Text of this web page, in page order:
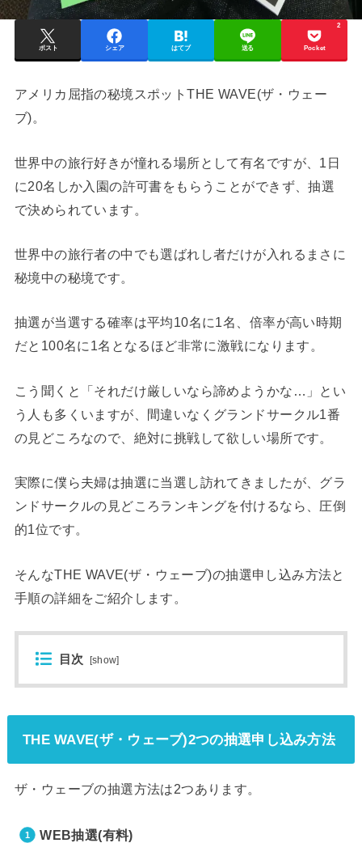
ポスト シェア はてブ 送る Pocket
2
アメリカ屈指の秘境スポットTHE WAVE(ザ・ウェー
ブ)。
世界中の旅行好きが憧れる場所として有名ですが、1日
に20名しか入園の許可書をもらうことができず、抽選
で決められています。
世界中の旅行者の中でも選ばれし者だけが入れるまさに
秘境中の秘境です。
抽選が当選する確率は平均10名に1名、倍率が高い時期
だと100名に1名となるほど非常に激戦になります。
こう聞くと「それだけ厳しいなら諦めようかな…」とい
う人も多くいますが、間違いなくグランドサークル1番
の見どころなので、絶対に挑戦して欲しい場所です。
実際に僕ら夫婦は抽選に当選し訪れてきましたが、グラ
ンドサークルの見どころランキングを付けるなら、圧倒
的1位です。
そんなTHE WAVE(ザ・ウェーブ)の抽選申し込み方法と
手順の詳細をご紹介します。
目次 [show]
THE WAVE(ザ・ウェーブ)2つの抽選申し込み方法
ザ・ウェーブの抽選方法は2つあります。
WEB抽選(有料)